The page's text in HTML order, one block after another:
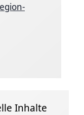
Inhalte